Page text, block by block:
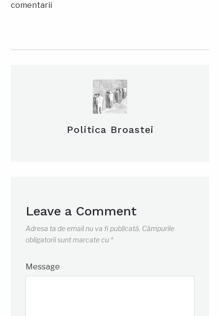
comentarii
Politica Broastei
Leave a Comment
Adresa ta de email nu va fi publicată. Câmpurile
obligatorii sunt marcate cu *
Message